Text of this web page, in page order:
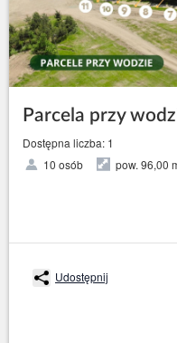
Parcela przy
Dostępna liczba: 1
10 osób
pow. 96,00
Udostępnij